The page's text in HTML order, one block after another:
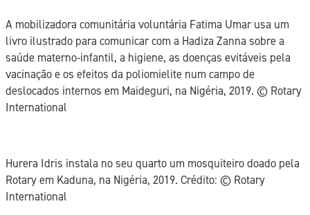
A mobilizadora comunitária voluntária Fatima Umar usa um
livro ilustrado para comunicar com a Hadiza Zanna sobre a
saúde materno-infantil, a higiene, as doenças evitáveis pela
vacinação e os efeitos da poliomielite num campo de
deslocados internos em Maideguri, na Nigéria, 2019. © Rotary
International
Hurera Idris instala no seu quarto um mosquiteiro doado pela
Rotary em Kaduna, na Nigéria, 2019. Crédito: © Rotary
International